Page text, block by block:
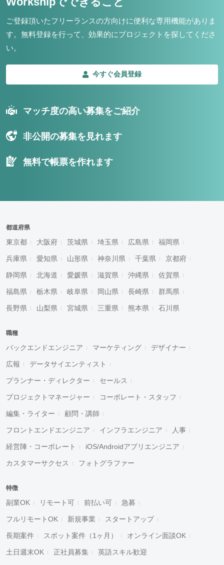
ご登録頂いたフリーランスの方向けに便利な専用機能がありま
す。 無料登録を行って、効果的にプロジェクトを探してくださ
い。
今すぐ会員登録
マッチ度の高い募集をご紹介
非公開の募集を見れます
無料で帳票を作れます
都道府県
東京都 大阪府 茨城県 埼玉県 広島県 福岡県
兵庫県 愛知県 山形県 神奈川県 千葉県 京都府
静岡県 北海道 愛媛県 滋賀県 沖縄県 佐賀県
福島県 栃木県 岐阜県 岡山県 長崎県 群馬県
長野県 山梨県 宮城県 三重県 熊本県 石川県
職種
バックエンドエンジニア マーケティング デザイナー
広報 データサイエンティスト
プランナー・ディレクター セールス
プロジェクトマネージャー コーポレート・スタッフ
編集・ライター 顧問・講師
フロントエンドエンジニア インフラエンジニア 人事
経営陣・コーポレート iOS/Androidアプリエンジニア
カスタマーサクセス フォトグラファー
特徴
副業OK リモート可 前払い可 急募
フルリモートOK 新規事業 スタートアップ
長期案件 スポット案件（1ヶ月） オンライン面談OK
土日週末OK 正社員募集 英語スキル歓迎